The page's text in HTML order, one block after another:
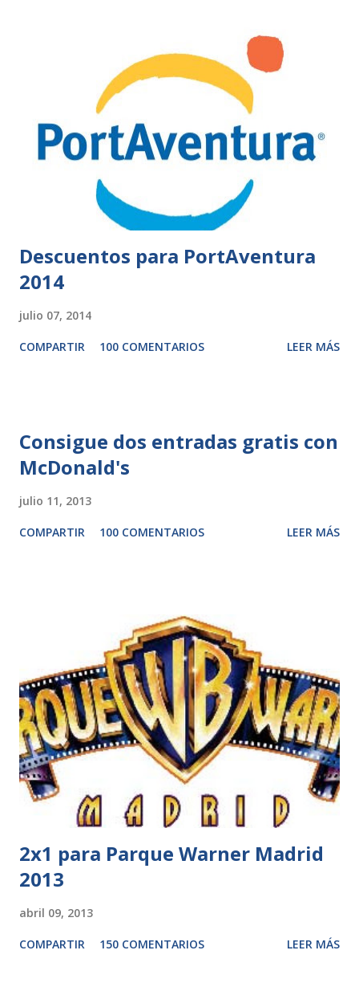
Descuentos para PortAventura
2014
julio 07, 2014
COMPARTIR 100 COMENTARIOS LEER MÁS
Consigue dos entradas gratis con
McDonald's
julio 11, 2013
COMPARTIR 100 COMENTARIOS LEER MÁS
2x1 para Parque Warner Madrid
2013
abril 09, 2013
COMPARTIR 150 COMENTARIOS LEER MÁS